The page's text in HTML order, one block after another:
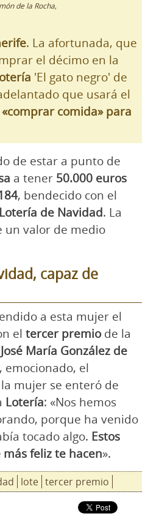
de la Rocha,
. La afortunada, que
el décimo en la
'El gato negro' de
que usará el
«comprar comida» para
de estar a punto de
a tener 50.000 euros
, bendecido con el
Lotería de Navidad. La
un valor de medio
capaz de
a esta mujer el
el tercer premiode la
José María González de
emocionado, el
mujer se enteró de
Lotería: «Nos hemos
porque ha venido
tocado algo. Estos
feliz te hacen».
lote tercer premio